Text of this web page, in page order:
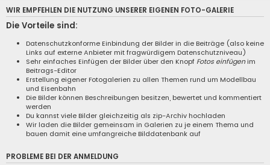
WIR EMPFEHLEN DIE NUTZUNG UNSERER EIGENEN FOTO-GALERIE
Die Vorteile sind:
Datenschutzkonforme Einbindung der Bilder in die Beiträge (also keine
Links auf externe Anbieter mit fragwürdigem Datenschutzniveau)
Sehr einfaches Einfügen der Bilder über den Knopf Fotos einfügenim
Beitrags-Editor
Erstellung eigener Fotogalerien zu allen Themen rund um Modellbau
und Eisenbahn
Die Bilder können Beschreibungen besitzen, bewertet und kommentiert
werden
Du kannst viele Bilder gleichzeitig als zip-Archiv hochladen
Wir laden die Bilder gemeinsam in Galerien zu je einem Thema und
bauen damit eine umfangreiche Bilddatenbank auf
PROBLEME BEI DER ANMELDUNG